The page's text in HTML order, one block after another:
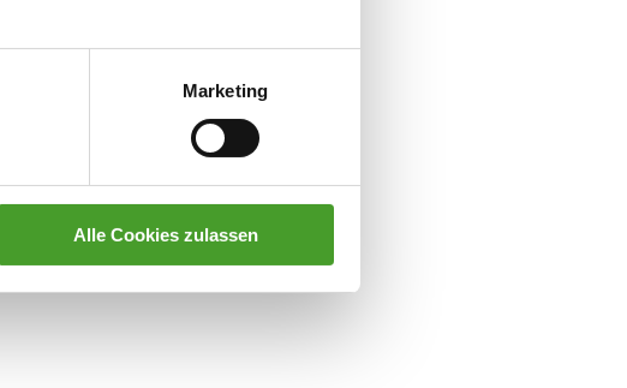
Marketing
Alle Cookies zulassen